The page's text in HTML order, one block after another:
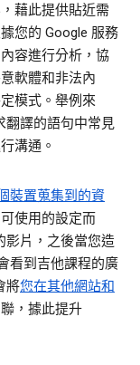
藉此提供貼近需
您的 Google 服務
容進行分析，協
軟體和非法內
模式。舉例來
翻譯的語句中常見
溝通。
裝置蒐集到的資
使用的設定而
影片，之後當您造
看到吉他課程的廣
將您在其他網站和
，據此提升